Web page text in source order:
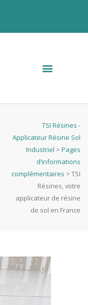
TSI Résines -
Applicateur Résine Sol
Industriel > Pages
d’informations
complémentaires > TSI
Résines, votre
applicateur de résine
de sol en France